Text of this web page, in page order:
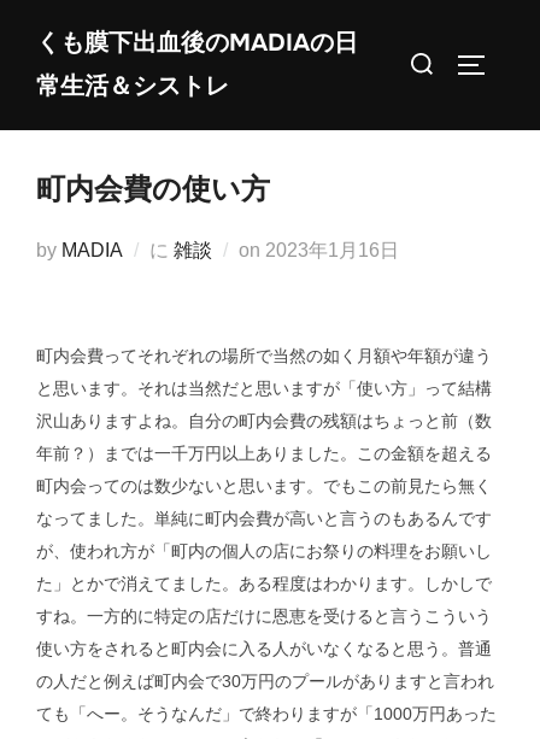
くも膜下出血後のMADIAの日
常生活＆シストレ
検
町内会費の使い方
by MADIA に 雑談 on 投
2023年1月16日
町内会費ってそれぞれの場所で当然の如く月額や年額が違う
と思います。それは当然だと思いますが「使い方」って結構
沢山ありますよね。自分の町内会費の残額はちょっと前（数
年前？）までは一千万円以上ありました。この金額を超える
町内会ってのは数少ないと思います。でもこの前見たら無く
なってました。単純に町内会費が高いと言うのもあるんです
が、使われ方が「町内の個人の店にお祭りの料理をお願いし
た」とかで消えてました。ある程度はわかります。しかしで
すね。一方的に特定の店だけに恩恵を受けると言うこういう
使い方をされると町内会に入る人がいなくなると思う。普通
の人だと例えば町内会で30万円のプールがありますと言われ
ても「へー。そうなんだ」で終わりますが「1000万円あった